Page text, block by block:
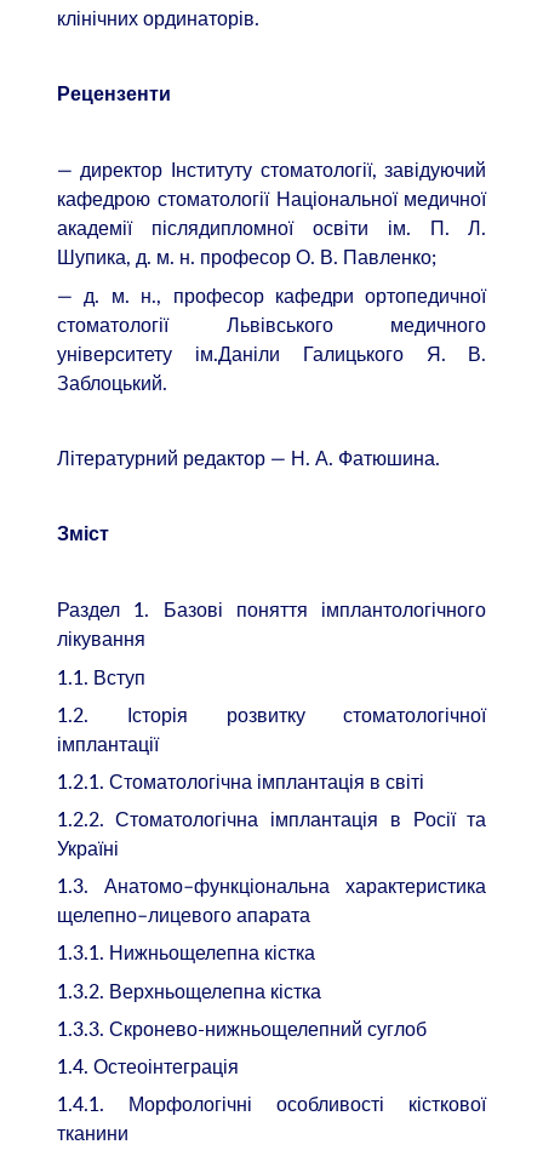
клінічних ординаторів.
Рецензенти
— директор Інституту стоматології, завідуючий
кафедрою стоматології Національної медичної
академії післядипломної освіти ім. П. Л.
Шупика, д. м. н. професор О. В. Павленко;
— д. м. н., професор кафедри ортопедичної
стоматології Львівського медичного
університету ім.Даніли Галицького Я. В.
Заблоцький.
Літературний редактор — Н. А. Фатюшина.
Зміст
Раздел 1. Базові поняття імплантологічного
лікування
1.1. Вступ
1.2. Історія розвитку стоматологічної
імплантації
1.2.1. Стоматологічна імплантація в світі
1.2.2. Стоматологічна імплантація в Росії та
Україні
1.3. Анатомо–функціональна характеристика
щелепно–лицевого апарата
1.3.1. Нижньощелепна кістка
1.3.2. Верхньощелепна кістка
1.3.3. Скронево-нижньощелепний суглоб
1.4. Остеоінтеграція
1.4.1. Морфологічні особливості кісткової
тканини